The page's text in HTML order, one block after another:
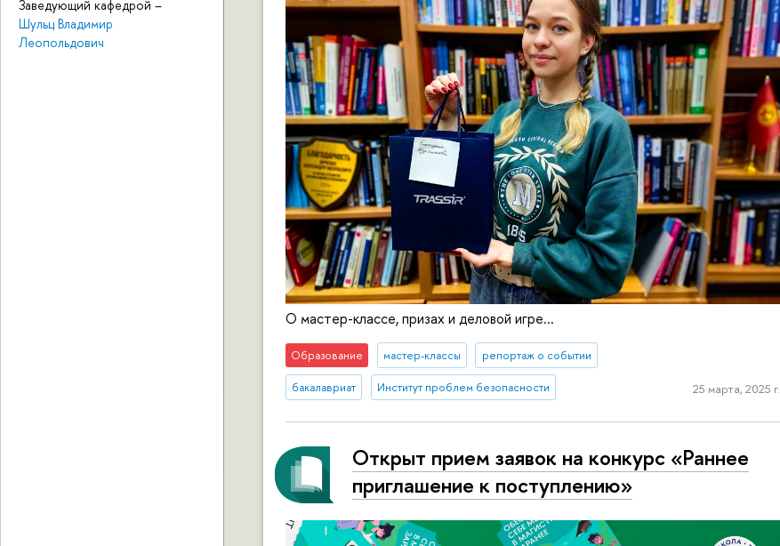
Заведующий кафедрой –
Шульц Владимир
Леопольдович
О мастер-классе, призах и деловой игре...
Образование мастер-классы репортаж о событии
бакалавриат Институт проблем безопасности 25 марта, 2025 г.
Открыт прием заявок на конкурс «Раннее
приглашение к поступлению»